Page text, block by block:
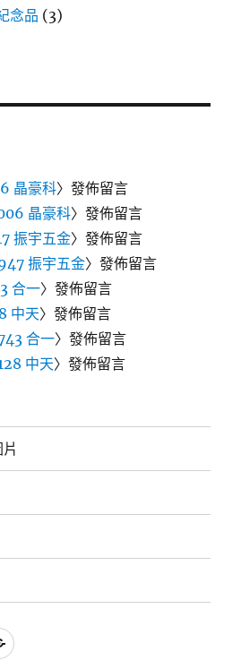
念品 (3)
晶豪科〉發佈留言
晶豪科〉發佈留言
振宇五金〉發佈留言
振宇五金〉發佈留言
合一〉發佈留言
中天〉發佈留言
合一〉發佈留言
中天〉發佈留言
贊